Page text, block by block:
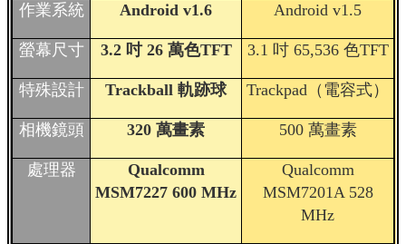
作業系統 Android v1.6 Android v1.5
螢幕尺寸 3.2 吋26 萬色TFT 3.1 吋65,536 色TFT
特殊設計 Trackball 軌跡球 Trackpad （電容式）
相機鏡頭 320 萬畫素 500萬畫素
處理器
Qualcomm
MSM7227 600 MHz
Qualcomm
MSM7201A 528
MHz